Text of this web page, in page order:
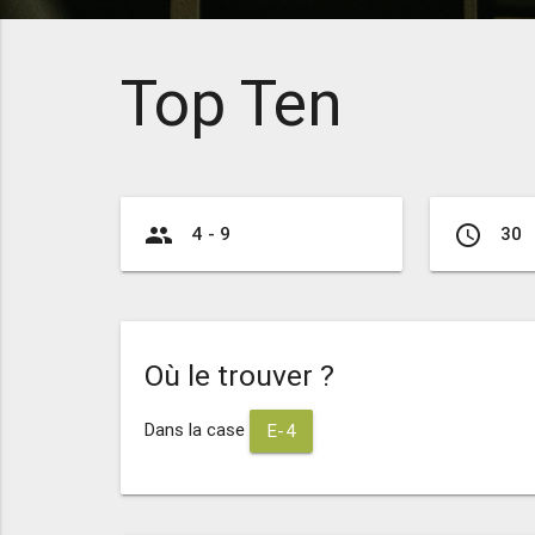
Top Ten
group 4 - 9 access_time 30
Où le trouver ?
Dans la case E-4